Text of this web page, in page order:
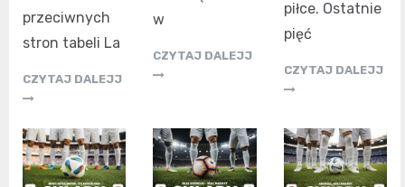
przeciwnych
stron tabeli La
CZYTAJ DALEJJ
w
CZYTAJ DALEJJ
piłce. Ostatnie
pięć
CZYTAJ DALEJJ